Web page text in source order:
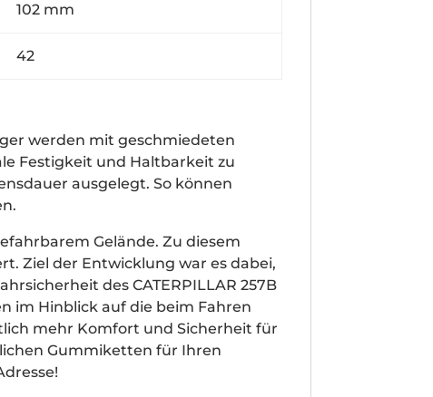
102 mm
42
werden mit geschmiedeten
Festigkeit und Haltbarkeit zu
ausgelegt. So können
Gelände. Zu diesem
Ziel der Entwicklung war es dabei,
des CATERPILLAR 257B
im Hinblick auf die beim Fahren
mehr Komfort und Sicherheit für
Gummiketten für Ihren